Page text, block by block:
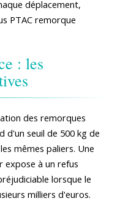
déplacement,
PTAC remorque
: les
des remorques
d'un seuil de 500 kg de
mêmes paliers. Une
expose à un refus
lorsque le
milliers d'euros.